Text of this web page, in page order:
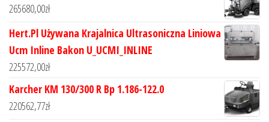
265680,00zł
Hert.Pl Używana Krajalnica Ultrasoniczna Liniowa
Ucm Inline Bakon U_UCMI_INLINE
225572,00zł
Karcher KM 130/300 R Bp 1.186-122.0
220562,77zł